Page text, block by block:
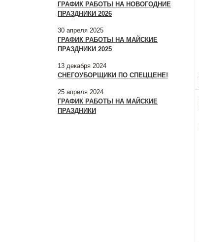
ГРАФИК РАБОТЫ НА НОВОГОДНИЕ
ПРАЗДНИКИ 2026
30 апреля 2025
ГРАФИК РАБОТЫ НА МАЙСКИЕ
ПРАЗДНИКИ 2025
13 декабря 2024
СНЕГОУБОРЩИКИ ПО СПЕЦЦЕНЕ!
25 апреля 2024
ГРАФИК РАБОТЫ НА МАЙСКИЕ
ПРАЗДНИКИ